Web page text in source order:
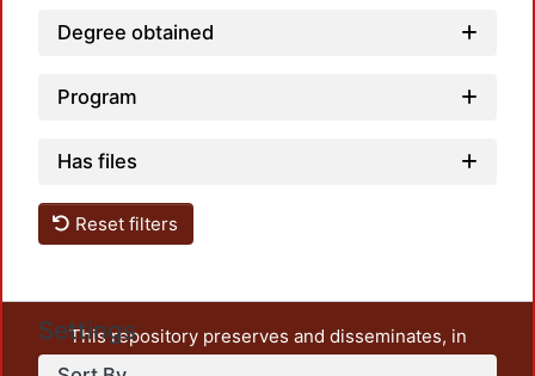
Degree obtained
Program
Has files
Reset filters
Settings
This repository preserves and disseminates, in
unrestricted open access, the teaching and research